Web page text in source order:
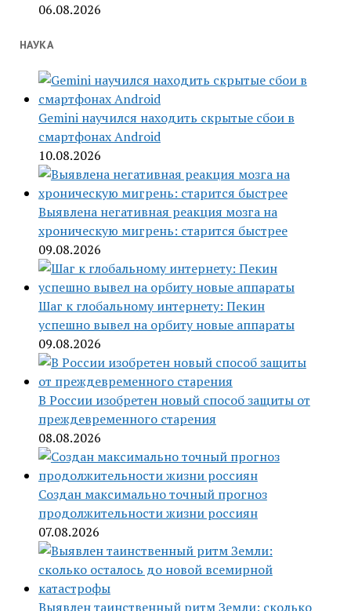
06.08.2026
НАУКА
Gemini научился находить скрытые сбои в
смартфонах Android
10.08.2026
Выявлена негативная реакция мозга на
хроническую мигрень: старится быстрее
09.08.2026
Шаг к глобальному интернету: Пекин
успешно вывел на орбиту новые аппараты
09.08.2026
В России изобретен новый способ защиты от
преждевременного старения
08.08.2026
Создан максимально точный прогноз
продолжительности жизни россиян
07.08.2026
Выявлен таинственный ритм Земли: сколько